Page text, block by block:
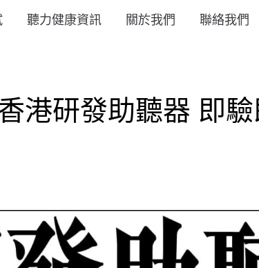
聽力健康資訊 關於我們 聯絡我們
港研發助聽器 即驗